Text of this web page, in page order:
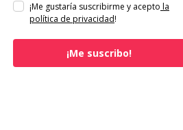
¡Me gustaría suscribirme y acepto la
política de privacidad!
¡Me suscribo!